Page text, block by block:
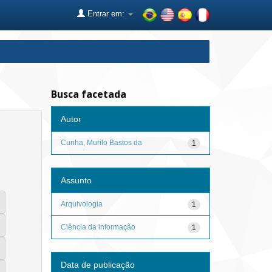
Entrar em:
Busca facetada
Autor
1
Cunha, Murilo Bastos da
Assunto
1
Arquivologia
1
Ciência da informação
Data de publicação